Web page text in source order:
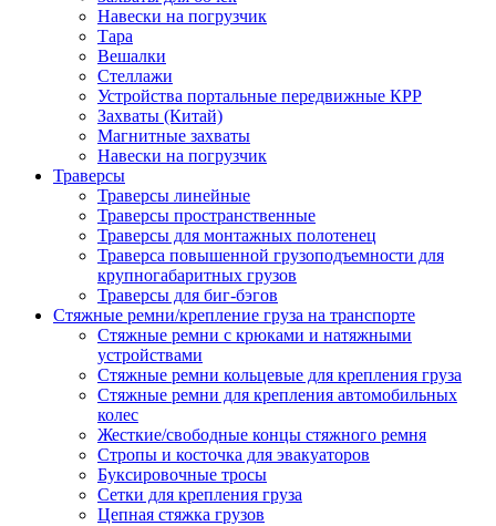
Навески на погрузчик
Тара
Вешалки
Стеллажи
Устройства портальные передвижные КРР
Захваты (Китай)
Магнитные захваты
Навески на погрузчик
Траверсы
Траверсы линейные
Траверсы пространственные
Траверсы для монтажных полотенец
Траверса повышенной грузоподъемности для
крупногабаритных грузов
Траверсы для биг-бэгов
Стяжные ремни/крепление груза на транспорте
Стяжные ремни с крюками и натяжными
устройствами
Стяжные ремни кольцевые для крепления груза
Стяжные ремни для крепления автомобильных
колес
Жесткие/свободные концы стяжного ремня
Стропы и косточка для эвакуаторов
Буксировочные тросы
Сетки для крепления груза
Цепная стяжка грузов